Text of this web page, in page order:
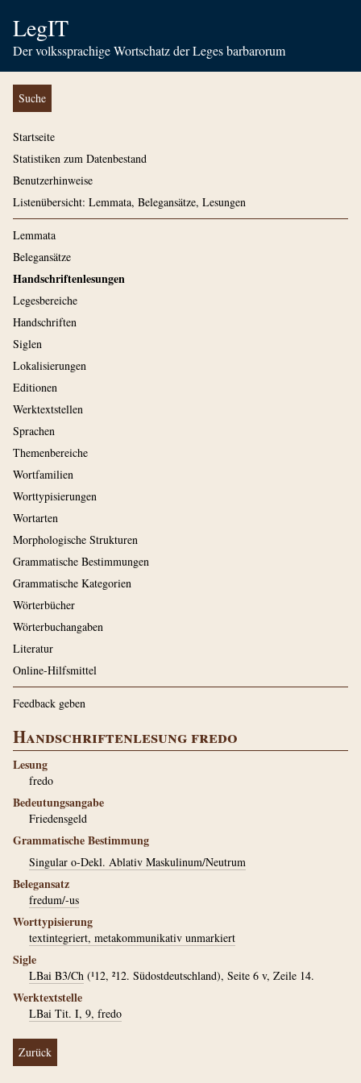
LegIT
Der volkssprachige Wortschatz der Leges barbarorum
Suche
Startseite
Statistiken zum Datenbestand
Benutzerhinweise
Listenübersicht: Lemmata, Belegansätze, Lesungen
Lemmata
Belegansätze
Handschriftenlesungen
Legesbereiche
Handschriften
Siglen
Lokalisierungen
Editionen
Werktextstellen
Sprachen
Themenbereiche
Wortfamilien
Worttypisierungen
Wortarten
Morphologische Strukturen
Grammatische Bestimmungen
Grammatische Kategorien
Wörterbücher
Wörterbuchangaben
Literatur
Online-Hilfsmittel
Feedback geben
Handschriftenlesung fredo
Lesung
fredo
Bedeutungsangabe
Friedensgeld
Grammatische Bestimmung
Singular o-Dekl. Ablativ Maskulinum/Neutrum
Belegansatz
fredum/-us
Worttypisierung
textintegriert, metakommunikativ unmarkiert
Sigle
LBai B3/Ch (¹12, ²12. Südostdeutschland), Seite 6 v, Zeile 14.
Werktextstelle
LBai Tit. I, 9, fredo
Zurück